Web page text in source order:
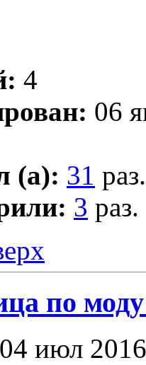
4
06
(а): 31 раз.
3 раз.
по
июл